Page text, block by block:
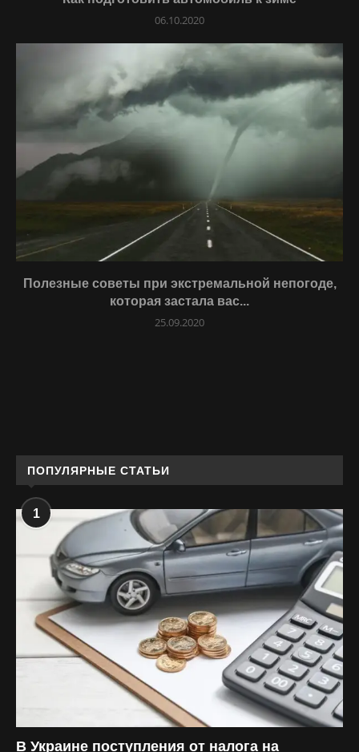
06.10.2020
Полезные советы при экстремальной непогоде,
которая застала вас...
25.09.2020
ПОПУЛЯРНЫЕ СТАТЬИ
1
В Украине поступления от налога на